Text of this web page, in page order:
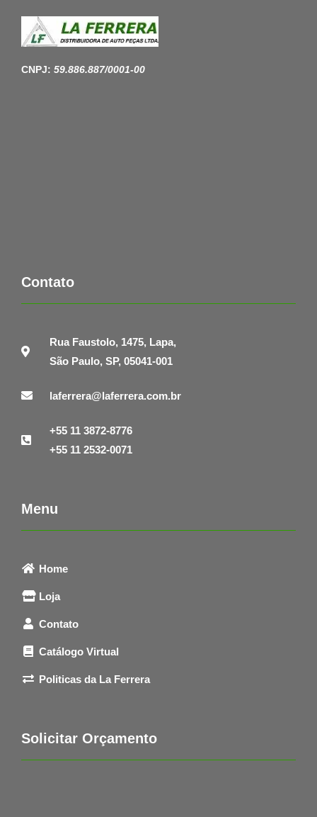
CNPJ: 59.886.887/0001-00
Contato
Rua Faustolo, 1475, Lapa,
São Paulo, SP, 05041-001
laferrera@laferrera.com.br
+55 11 3872-8776
+55 11 2532-0071
Menu
Home
Loja
Contato
Catálogo Virtual
Politicas da La Ferrera
Solicitar Orçamento